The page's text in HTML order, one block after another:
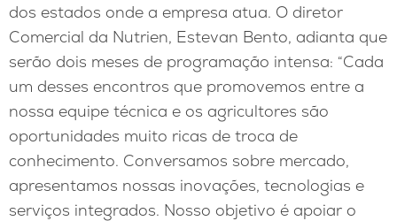
dos estados onde a empresa atua. O diretor
Comercial da Nutrien, Estevan Bento, adianta que
serão dois meses de programação intensa: “Cada
um desses encontros que promovemos entre a
nossa equipe técnica e os agricultores são
oportunidades muito ricas de troca de
conhecimento. Conversamos sobre mercado,
apresentamos nossas inovações, tecnologias e
serviços integrados. Nosso objetivo é apoiar o